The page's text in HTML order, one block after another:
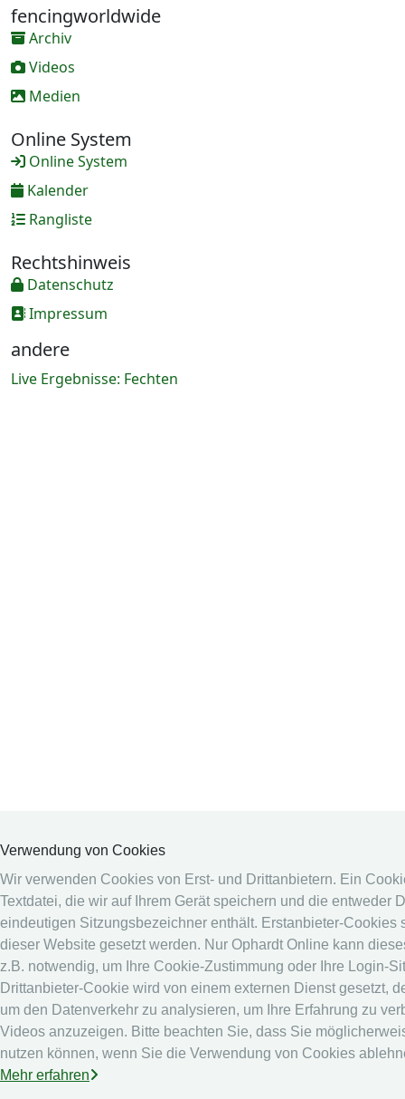
Verwendung von Cookies
Wir verwenden Cookies von Erst- und Drittanbietern. Ein
Textdatei, die wir auf Ihrem Gerät speichern und die entweder
eindeutigen Sitzungsbezeichner enthält. Erstanbieter-Cookies
dieser Website gesetzt werden. Nur Ophardt Online kann
z.B. notwendig, um Ihre Cookie-Zustimmung oder Ihre Login-
Drittanbieter-Cookie wird von einem externen Dienst gesetzt,
um den Datenverkehr zu analysieren, um Ihre Erfahrung zu
Videos anzuzeigen. Bitte beachten Sie, dass Sie
nutzen können, wenn Sie die Verwendung von Cookies
Mehr erfahren
fencingworldwide
Archiv
Videos
Medien
Online System
Online System
Kalender
Rangliste
Rechtshinweis
Datenschutz
Impressum
andere
Live Ergebnisse: Fechten